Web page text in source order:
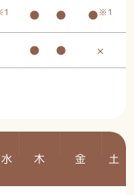
● ● ●※1
● ● ×
水 木 金 土